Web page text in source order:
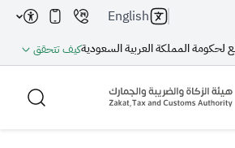
المملكة العربية السعوديةكيف تتحقق
English